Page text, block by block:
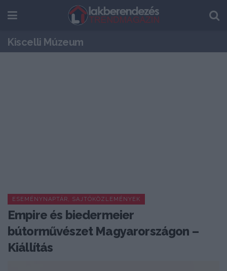
Kiscelli Múzeum
ESEMÉNYNAPTÁR, SAJTÓKÖZLEMÉNYEK
Empire és biedermeier
bútorművészet Magyarországon –
Kiállítás